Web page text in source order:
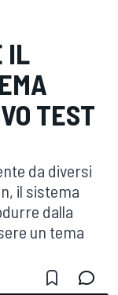
IL
TEST
da diversi
il sistema
dalla
un tema